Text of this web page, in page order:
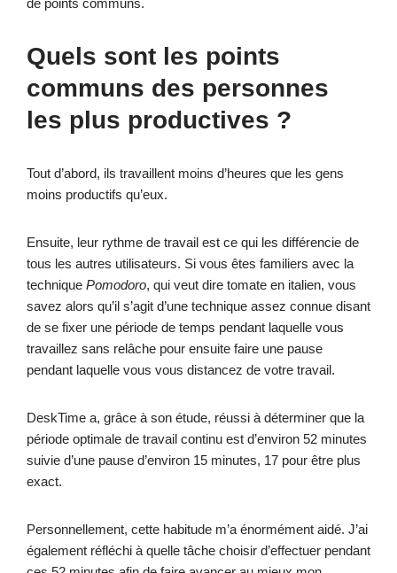
Quels sont les points
communs des personnes
les plus productives ?
Tout d’abord, ils travaillent moins d’heures que les gens
moins productifs qu’eux.
Ensuite, leur rythme de travail est ce qui les différencie de
tous les autres utilisateurs. Si vous êtes familiers avec la
technique Pomodoro, qui veut dire tomate en italien, vous
savez alors qu’il s’agit d’une technique assez connue disant
de se fixer une période de temps pendant laquelle vous
travaillez sans relâche pour ensuite faire une pause
pendant laquelle vous vous distancez de votre travail.
DeskTime a, grâce à son étude, réussi à déterminer que la
période optimale de travail continu est d’environ 52 minutes
suivie d’une pause d’environ 15 minutes, 17 pour être plus
exact.
Personnellement, cette habitude m’a énormément aidé. J’ai
également réfléchi à quelle tâche choisir d’effectuer pendant